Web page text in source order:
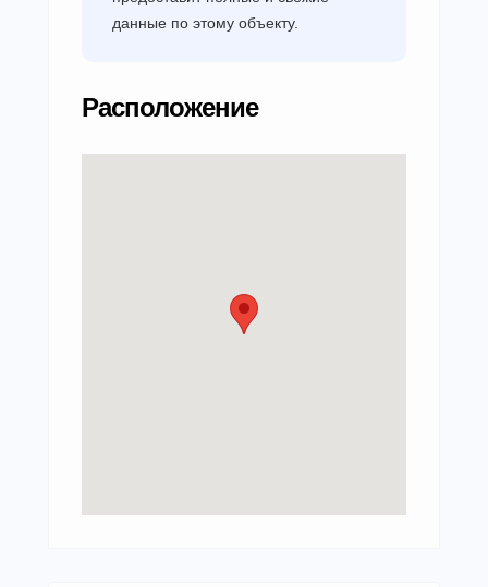
данные по этому объекту.
Расположение